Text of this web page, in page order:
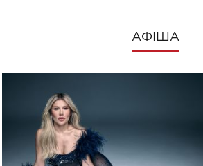
АФІША